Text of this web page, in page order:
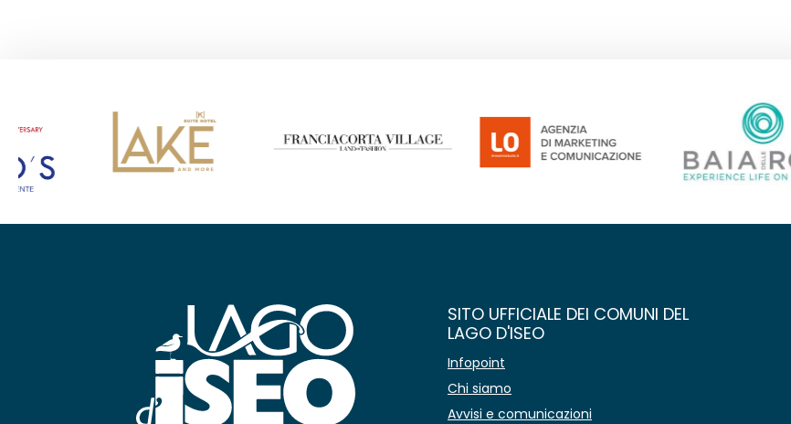
SITO UFFICIALE DEI COMUNI DEL
LAGO D'ISEO
Infopoint
Chi siamo
Avvisi e comunicazioni